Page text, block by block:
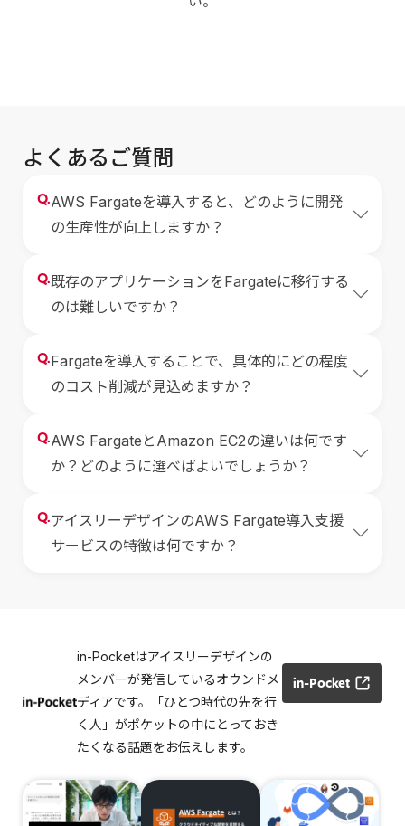
よくあるご質問
Q.AWS Fargateを導入すると、どのように開発
の生産性が向上しますか？
Q.既存のアプリケーションをFargateに移行する
のは難しいですか？
Q.Fargateを導入することで、具体的にどの程度
のコスト削減が見込めますか？
Q.AWS FargateとAmazon EC2の違いは何です
か？どのように選べばよいでしょうか？
Q.アイスリーデザインのAWS Fargate導入支援
サービスの特徴は何ですか？
in-Pocketはアイスリーデザインの
メンバーが発信しているオウンドメ
ディアです。「ひとつ時代の先を行
く人」がポケットの中にとっておき
たくなる話題をお伝えします。
in-Pocket